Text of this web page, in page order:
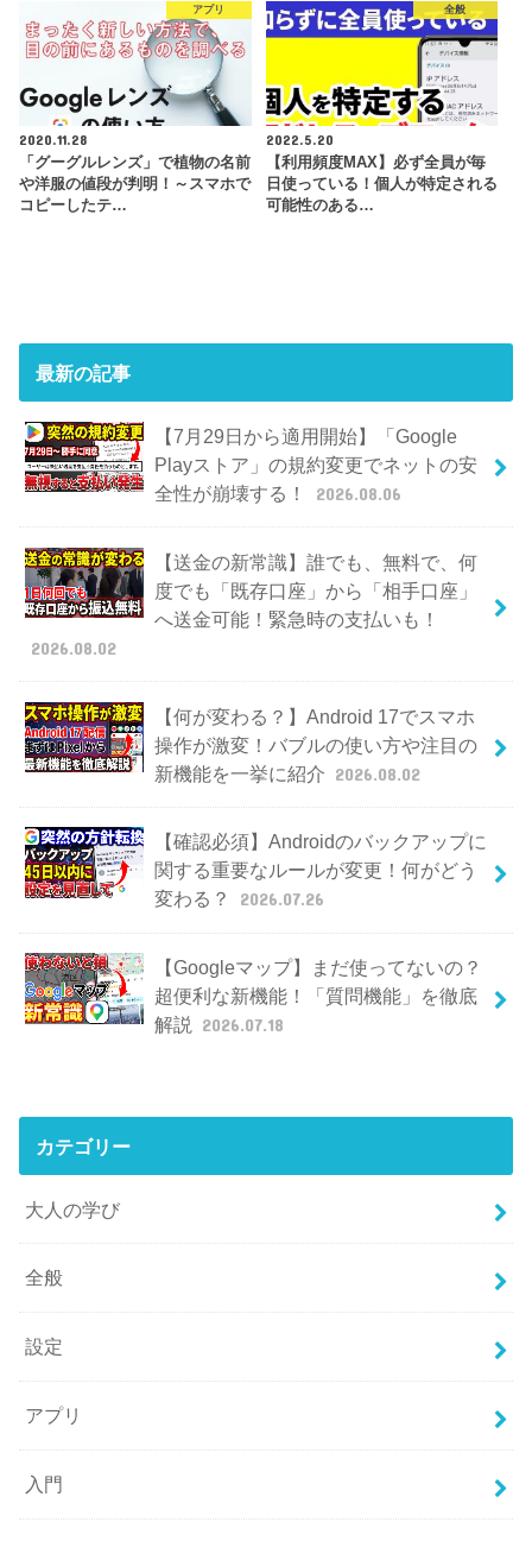
アプリ
2020.11.28
「グーグルレンズ」で植物の名前
や洋服の値段が判明！～スマホで
コピーしたテ…
全般
2022.5.20
【利用頻度MAX】必ず全員が毎
日使っている！個人が特定される
可能性のある…
最新の記事
【7月29日から適用開始】「Google
Playストア」の規約変更でネットの安
全性が崩壊する！
2026.08.06
【送金の新常識】誰でも、無料で、何
度でも「既存口座」から「相手口座」
へ送金可能！緊急時の支払いも！
2026.08.02
【何が変わる？】Android 17でスマホ
操作が激変！バブルの使い方や注目の
新機能を一挙に紹介 2026.08.02
【確認必須】Androidのバックアップに
関する重要なルールが変更！何がどう
変わる？
2026.07.26
【Googleマップ】まだ使ってないの？
超便利な新機能！「質問機能」を徹底
解説
2026.07.18
カテゴリー
大人の学び
全般
設定
アプリ
入門